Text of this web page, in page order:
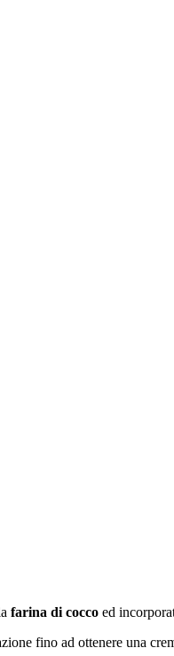
farina di cocco ed
fino ad ottenere una